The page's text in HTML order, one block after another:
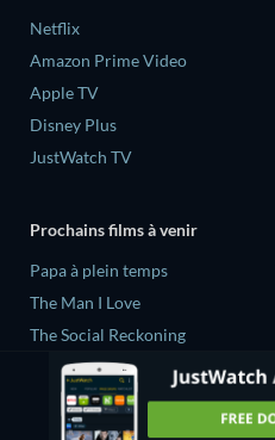
Netflix
Amazon Prime Video
Apple TV
Disney Plus
JustWatch TV
Prochains films à venir
‎Papa à plein temps
The Man I Love
The Social Reckoning
La Conscience politique
Le Dernier Refuge